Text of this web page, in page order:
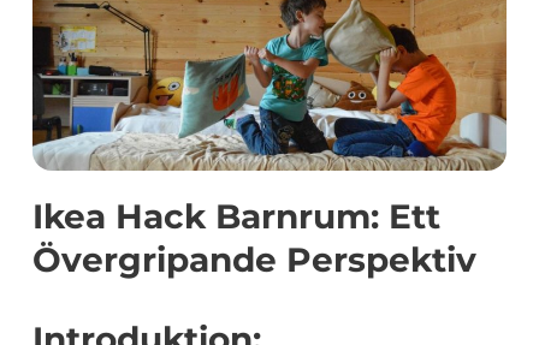
Ikea Hack Barnrum: Ett
Övergripande Perspektiv